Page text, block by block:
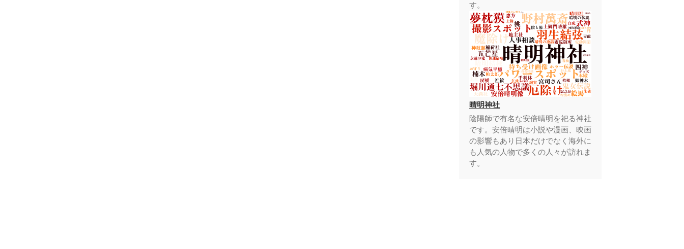
す。
晴明神社
陰陽師で有名な安倍晴明を祀る神社
です。安倍晴明は小説や漫画、映画
の影響もあり日本だけでなく海外に
も人気の人物で多くの人々が訪れま
す。